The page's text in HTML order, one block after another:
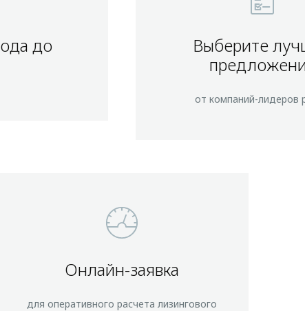
до
Выберите
от компаний-лидеров
Онлайн-заявка
для оперативного расчета лизингового